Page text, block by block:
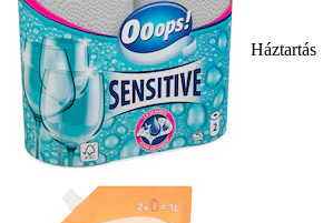
Háztartás